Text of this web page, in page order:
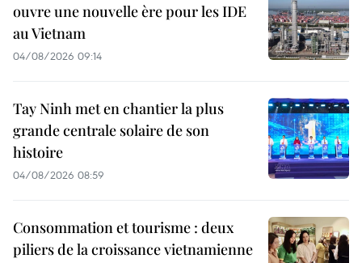
ouvre une nouvelle ère pour les IDE
au Vietnam
04/08/2026 09:14
Tay Ninh met en chantier la plus
grande centrale solaire de son
histoire
04/08/2026 08:59
Consommation et tourisme : deux
piliers de la croissance vietnamienne